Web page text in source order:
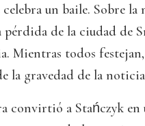
un baile. Sobre la
pérdida de la ciudad de
Mientras todos
la gravedad de la
convirtió a Stańczyk en